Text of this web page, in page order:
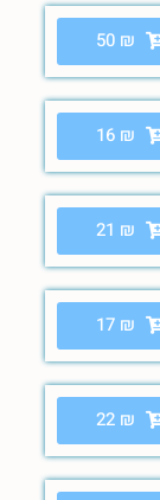
50 ₪
16 ₪
21 ₪
17 ₪
22 ₪